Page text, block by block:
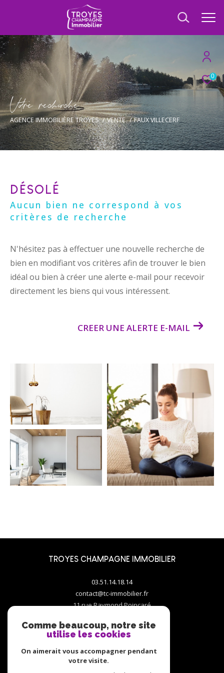
0
Vore recece
AGENCE IMMOBILIÈRE TROYES VENTE FAUX VILLECERF
DÉSOLÉ
Aucun bien ne correspond à vos
critères de recherche
N'hésitez pas à effectuer une nouvelle recherche de
bien en modifiant vos critères afin de trouver le bien
idéal ou bien à créer une alerte e-mail pour recevoir
directement les biens qui vous intéressent.
CREER UNE ALERTE E-MAIL
TROYES CHAMPAGNE IMMOBILIER
03.51.14.18.14
contact@tc-immobilier.fr
11 rue Raymond Poincaré
Comme beaucoup, notre site
utilise les cookies
On aimerait vous accompagner pendant
votre visite.